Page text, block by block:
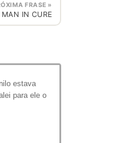
FRASE »
MAN IN CURE
estava
para ele o